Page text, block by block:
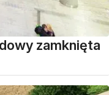
zamknięta